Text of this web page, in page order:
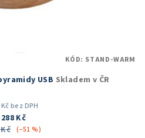
USB Skladem v ČR
bez DPH
288 Kč
(–51 %)
KÓD: STAND-WARM